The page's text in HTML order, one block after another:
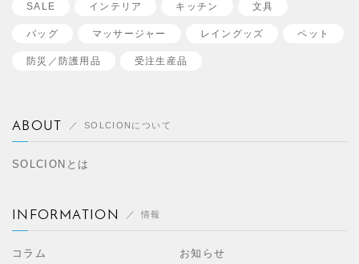
SALE インテリア キッチン 文具
バッグ マッサージャー レイングッズ ペット
防災／ 防護用品 受注生産品
ABOUT SOLCIONについて
SOLCIONとは
INFORMATION 情報
コラム お知らせ